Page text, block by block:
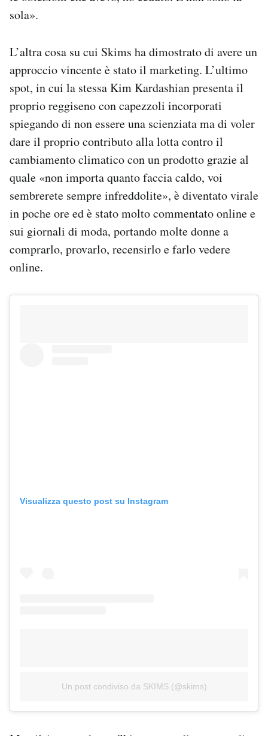
sola».
L’altra cosa su cui Skims ha dimostrato di avere un
approccio vincente è stato il marketing. L’ultimo
spot, in cui la stessa Kim Kardashian presenta il
proprio reggiseno con capezzoli incorporati
spiegando di non essere una scienziata ma di voler
dare il proprio contributo alla lotta contro il
cambiamento climatico con un prodotto grazie al
quale «non importa quanto faccia caldo, voi
sembrerete sempre infreddolite», è diventato virale
in poche ore ed è stato molto commentato online e
sui giornali di moda, portando molte donne a
comprarlo, provarlo, recensirlo e farlo vedere
online.
Visualizza questo post su Instagram
Un post condiviso da SKIMS (@skims)